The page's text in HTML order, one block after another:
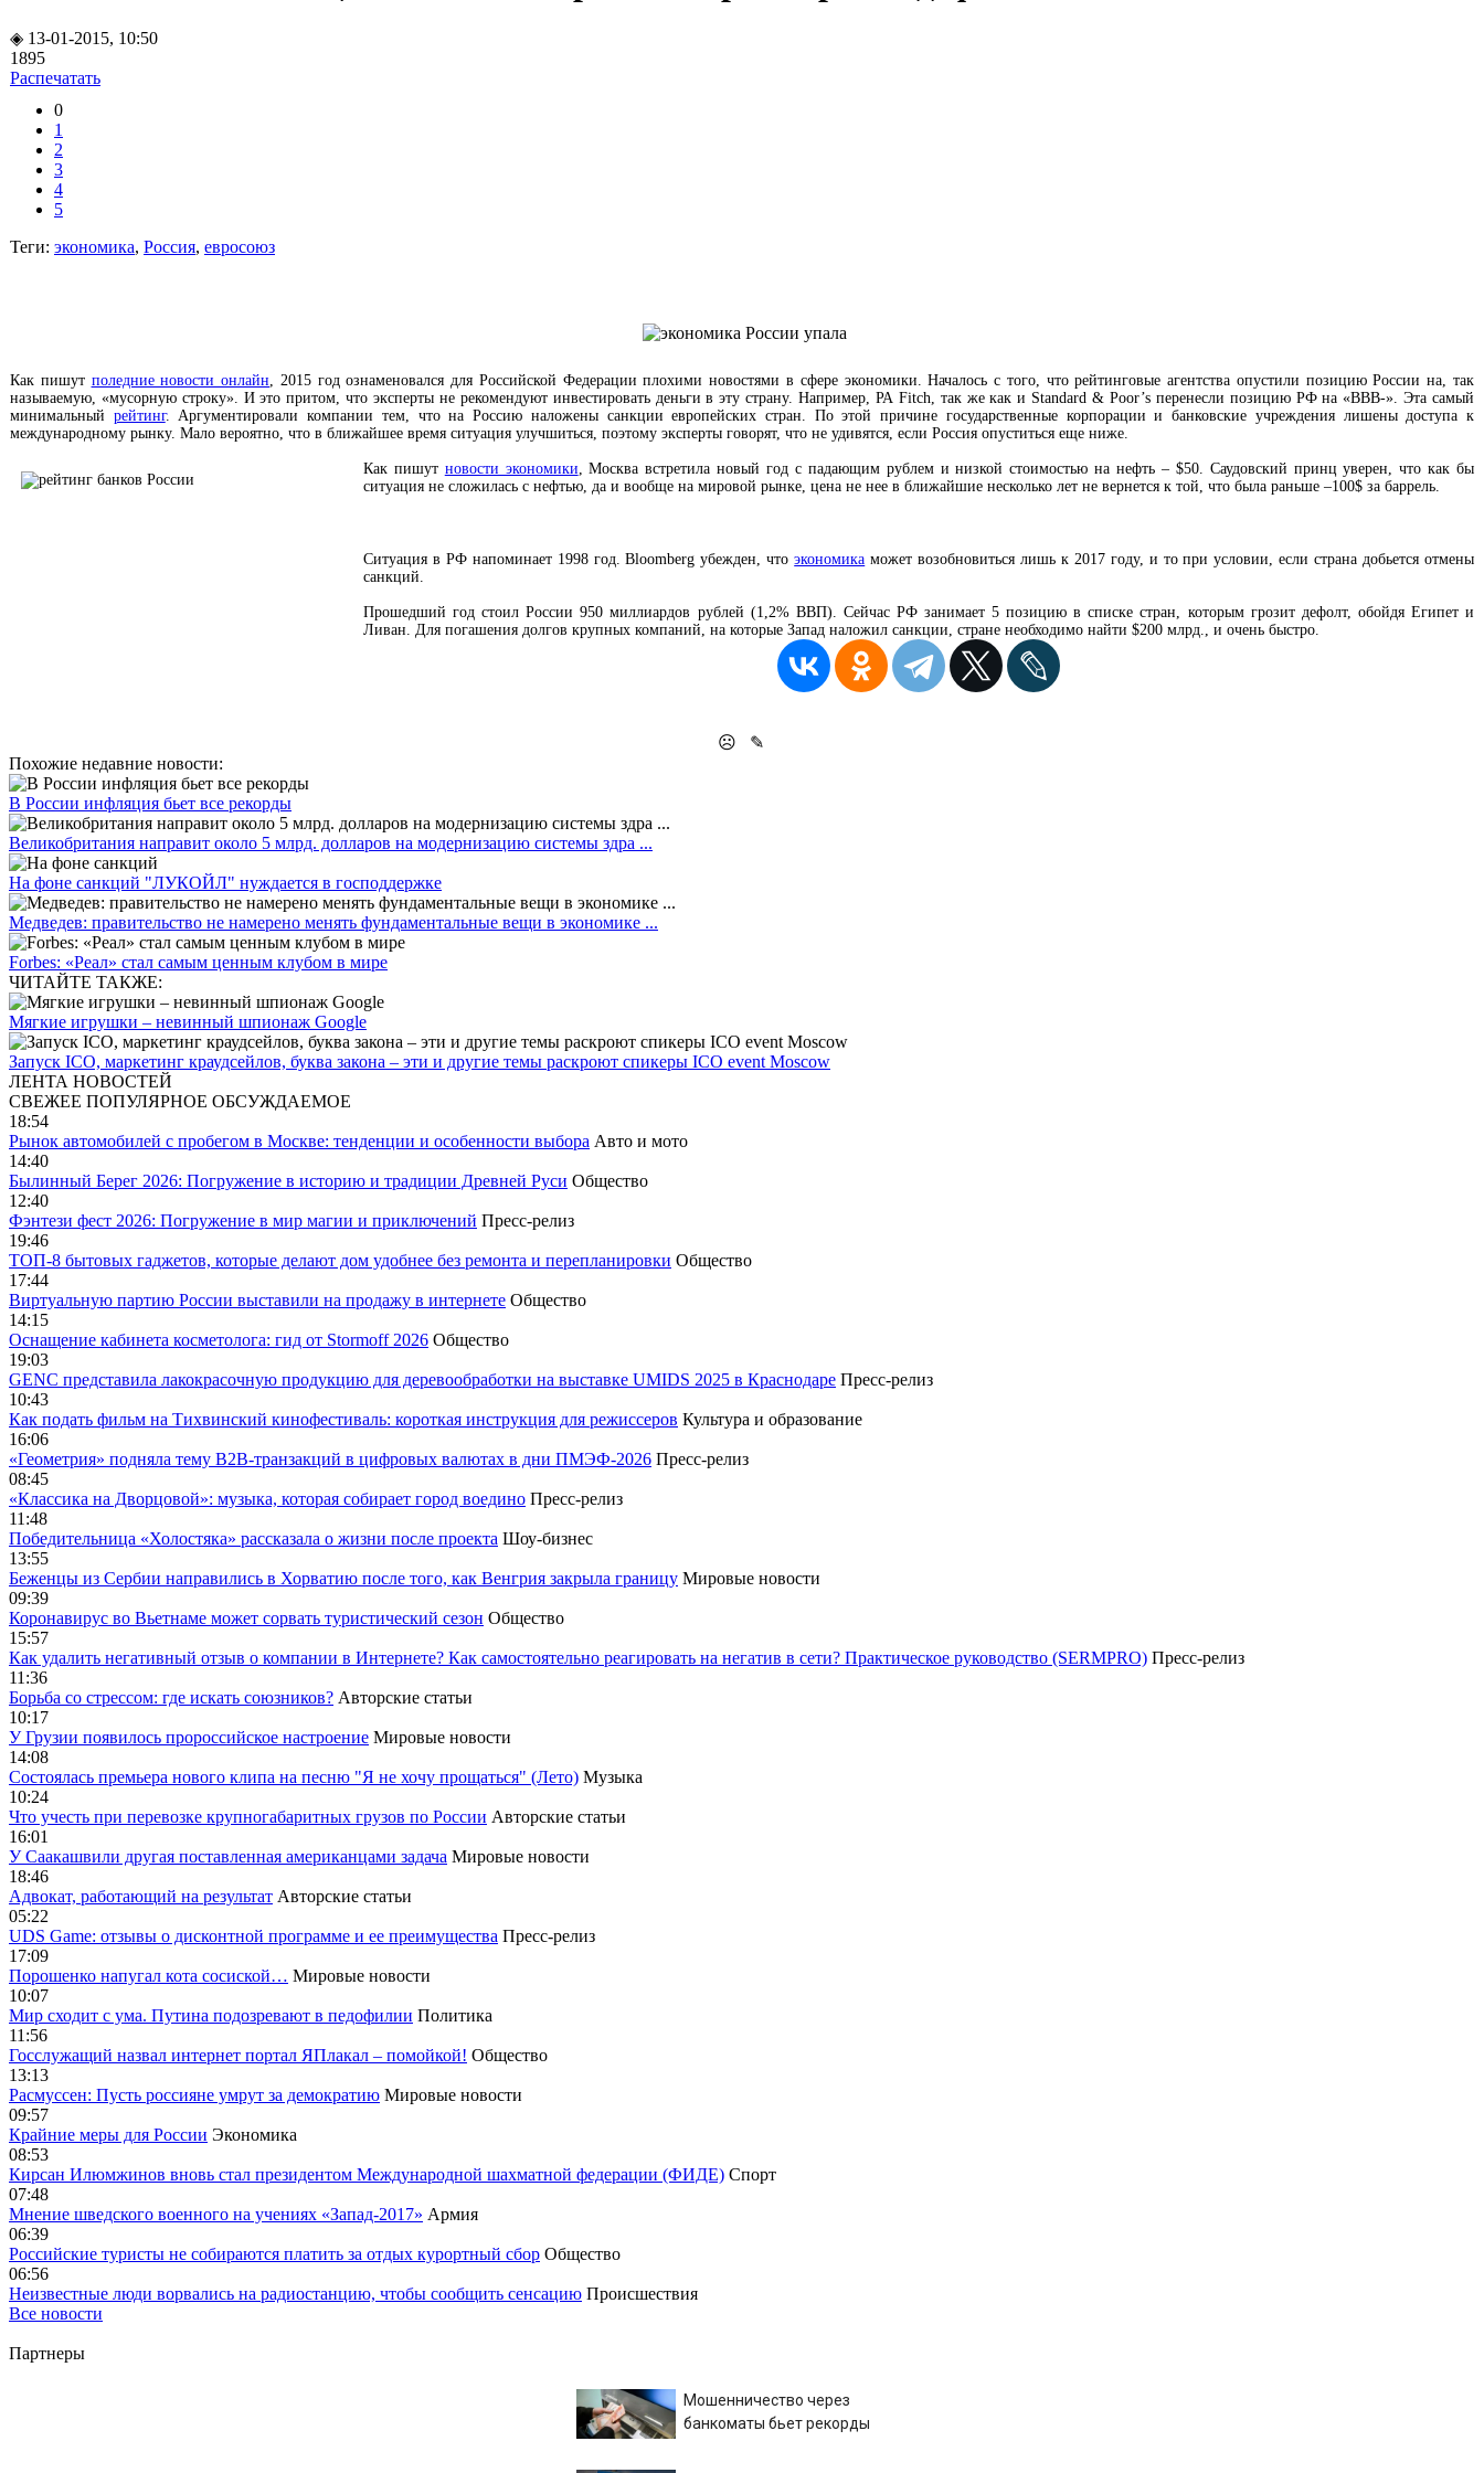
◈ 13-01-2015, 10:50
1895
Распечатать
0
1
2
3
4
5
Теги: экономика, Россия, евросоюз
Как пишут поледние новости онлайн , 2015 год ознаменовался для Российской Федерации плохими новостями в сфере экономики. Началось с того, что рейтинговые агентства опустили позицию России на, так
называемую, «мусорную строку». И это притом, что эксперты не рекомендуют инвестировать деньги в эту страну. Например, РА Fitch, так же как и Standard & Poor’s перенесли позицию РФ на «ВВВ-». Эта самый
минимальный рейтинг. Аргументировали компании тем, что на Россию наложены санкции европейских стран. По этой причине государственные корпорации и банковские учреждения лишены доступа к
международному рынку. Мало вероятно, что в ближайшее время ситуация улучшиться, поэтому эксперты говорят, что не удивятся, если Россия опуститься еще ниже.
Как пишут новости экономики , Москва встретила новый год с падающим рублем и низкой стоимостью на нефть – $50. Саудовский принц уверен, что как бы
ситуация не сложилась с нефтью, да и вообще на мировой рынке, цена не нее в ближайшие несколько лет не вернется к той, что была раньше –100$ за баррель.
Ситуация в РФ напоминает 1998 год.Bloomberg убежден, чтоэкономика может возобновиться лишь к 2017 году, и то при условии, если страна добьется отмены
санкций.
Прошедший год стоил России 950 миллиардов рублей (1,2% ВВП). Сейчас РФ занимает 5 позицию в списке стран, которым грозит дефолт, обойдя Египет и
Ливан. Для погашения долгов крупных компаний, на которые Запад наложил санкции, стране необходимо найти $200 млрд., и очень быстро.
☹
✎
Похожие недавние новости:
В России инфляция бьет все рекорды
Великобритания направит около 5 млрд. долларов на модернизацию системы здра ...
На фоне санкций "ЛУКОЙЛ" нуждается в господдержке
Медведев: правительство не намерено менять фундаментальные вещи в экономике ...
Forbes: «Реал» стал самым ценным клубом в мире
ЧИТАЙТЕ ТАКЖЕ:
Мягкие игрушки – невинный шпионаж Google
Запуск ICO, маркетинг краудсейлов, буква закона – эти и другие темы раскроют спикеры ICO event Moscow
ЛЕНТА НОВОСТЕЙ
СВЕЖЕЕ ПОПУЛЯРНОЕ ОБСУЖДАЕМОЕ
18:54
Рынок автомобилей с пробегом в Москве: тенденции и особенности выбора Авто и мото
14:40
Былинный Берег 2026: Погружение в историю и традиции Древней Руси Общество
12:40
Фэнтези фест 2026: Погружение в мир магии и приключений Пресс-релиз
19:46
ТОП-8 бытовых гаджетов, которые делают дом удобнее без ремонта и перепланировки Общество
17:44
Виртуальную партию России выставили на продажу в интернете Общество
14:15
Оснащение кабинета косметолога: гид от Stormoff 2026 Общество
19:03
GENC представила лакокрасочную продукцию для деревообработки на выставке UMIDS 2025 в Краснодаре Пресс-релиз
10:43
Как подать фильм на Тихвинский кинофестиваль: короткая инструкция для режиссеров Культура и образование
16:06
«Геометрия» подняла тему B2B-транзакций в цифровых валютах в дни ПМЭФ-2026 Пресс-релиз
08:45
«Классика на Дворцовой»: музыка, которая собирает город воедино Пресс-релиз
11:48
Победительница «Холостяка» рассказала о жизни после проекта Шоу-бизнес
13:55
Беженцы из Сербии направились в Хорватию после того, как Венгрия закрыла границу Мировые новости
09:39
Коронавирус во Вьетнаме может сорвать туристический сезон Общество
15:57
Как удалить негативный отзыв о компании в Интернете? Как самостоятельно реагировать на негатив в сети? Практическое руководство (SERMPRO) Пресс-релиз
11:36
Борьба со стрессом: где искать союзников? Авторские статьи
10:17
У Грузии появилось пророссийское настроение Мировые новости
14:08
Cостоялась премьера нового клипа на песню "Я не хочу прощаться" (Лето) Музыка
10:24
Что учесть при перевозке крупногабаритных грузов по России Авторские статьи
16:01
У Саакашвили другая поставленная американцами задача Мировые новости
18:46
Адвокат, работающий на результат Авторские статьи
05:22
UDS Game: отзывы о дисконтной программе и ее преимущества Пресс-релиз
17:09
Порошенко напугал кота сосиской… Мировые новости
10:07
Мир сходит с ума. Путина подозревают в педофилии Политика
11:56
Госслужащий назвал интернет портал ЯПлакал – помойкой! Общество
13:13
Расмуссен: Пусть россияне умрут за демократию Мировые новости
09:57
Крайние меры для России Экономика
08:53
Кирсан Илюмжинов вновь стал президентом Международной шахматной федерации (ФИДЕ) Спорт
07:48
Мнение шведского военного на учениях «Запад-2017» Армия
06:39
Российские туристы не собираются платить за отдых курортный сбор Общество
06:56
Неизвестные люди ворвались на радиостанцию, чтобы сообщить сенсацию Происшествия
Все новости
Партнеры
Мошенничество через
банкоматы бьет рекорды